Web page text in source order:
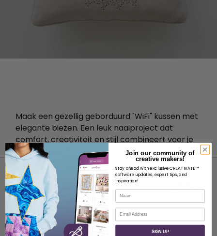
Maak een gezellig geborduurd "WiFi" kussen met
elegante biezen. Een leuk naaiproject dat
comfort, creativiteit en stijl combineert voor je
woonruimte.
OVER
Over SVP Wereldwijd
Join our community of
creative makers!
Stay ahead with exclusive CREATIVATE™
software updates, expert tips, and
inspiration!
Naam
E-mail
SIGN UP